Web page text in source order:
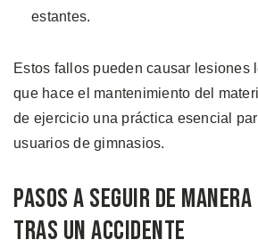
estantes.
Estos fallos pueden causar lesiones
que hace el mantenimiento del
de ejercicio una práctica esencial
usuarios de gimnasios.
Pasos a Seguir de
tras un Accidente